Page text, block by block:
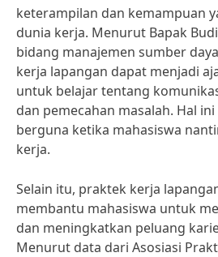
keterampilan dan kemampuan
dunia kerja. Menurut Bapak
bidang manajemen sumber
kerja lapangan dapat menjadi
untuk belajar tentang
dan pemecahan masalah. Hal
berguna ketika mahasiswa
kerja.
Selain itu, praktek kerja
membantu mahasiswa untuk
dan meningkatkan peluang
Menurut data dari Asosiasi